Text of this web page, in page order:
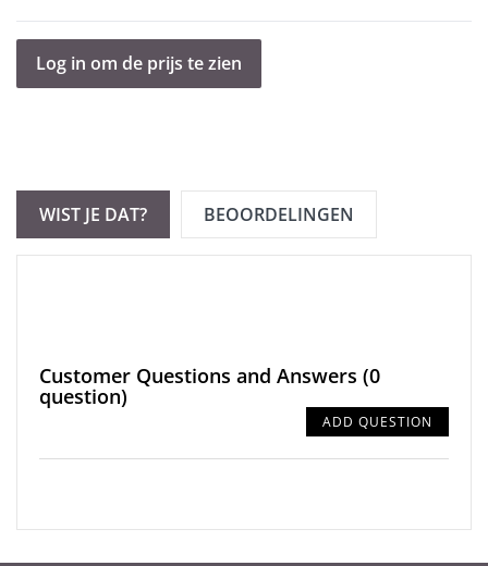
Log in om de prijs te zien
WIST JE DAT? BEOORDELINGEN
Customer Questions and Answers (0
question)
ADD QUESTION